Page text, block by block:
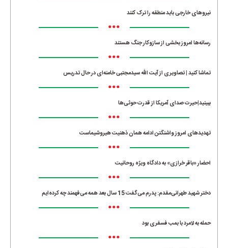
نیروهای خارجی باید منطقه را ترک کنند
•••
رسانه‌ها امروز بخشی از سازوکار جنگ هستند
•••
تماشا کنید | تصاویری از آیت الله سیدمجتبی خامنه‌ای در حال تدریس
•••
ببینید|حیرت صدای آمریکا از قدرت حوثی‌ها
•••
تهدیدهای امروز واشنگتن ادامه همان ذهنیت هیروشیماست
•••
احضار «باقر خرازی» به دادگاه ویژه روحانیت
•••
دختر شهید طهرانی‌مقدم: پدرم می‌گفت 15 سال بعد همه می‌فهمند چه کرده‌ایم
•••
حمله به لامرد با بمب فسفری بود
•••